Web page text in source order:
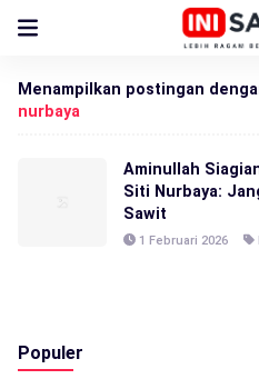
Menampilkan postingan
nurbaya
Aminullah
Siti Nurbaya:
Sawit
1 Februari 2026
Populer